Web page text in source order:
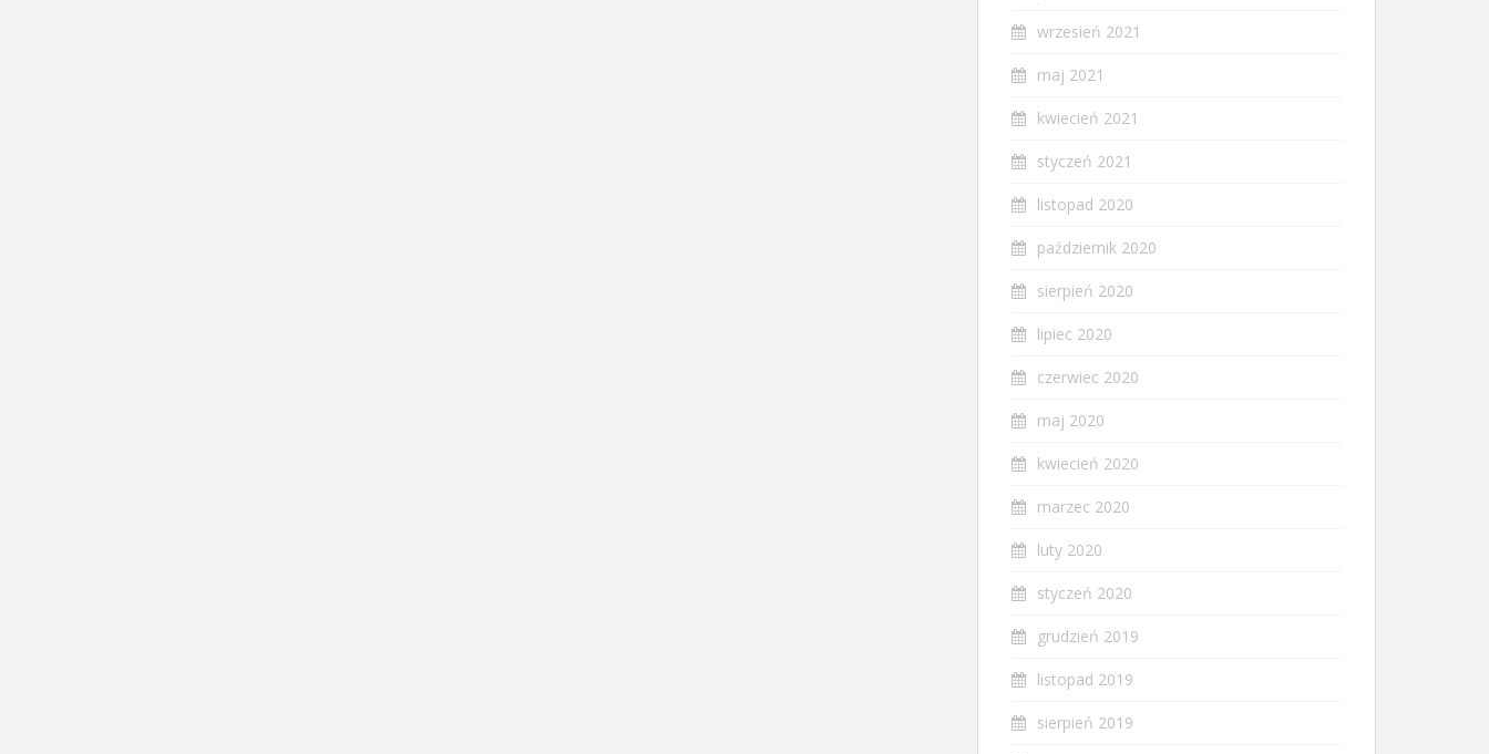
wrzesień 2021
maj 2021
kwiecień 2021
styczeń 2021
listopad 2020
październik 2020
sierpień 2020
lipiec 2020
czerwiec 2020
maj 2020
kwiecień 2020
marzec 2020
luty 2020
styczeń 2020
grudzień 2019
listopad 2019
sierpień 2019